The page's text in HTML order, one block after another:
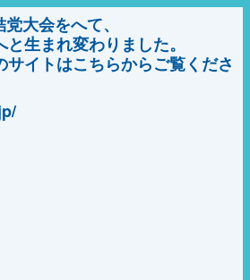
大会をへて、
生まれ変わりました。
イトはこちらからご覧くださ